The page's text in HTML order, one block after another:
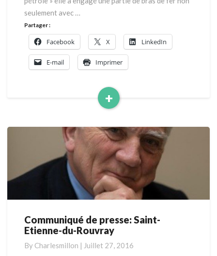
seulement avec …
+
Read
Partager :
Facebook X LinkedIn
E-mail Imprimer
Communiqué
de
Saint-
Communiqué de presse: Saint-
Etienne-du-Rouvray
By Charlesmillon | Juillet 27, 2016